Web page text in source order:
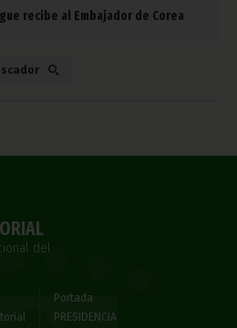
recibe al Embajador de Corea
del
Portada
PRESIDENCIA